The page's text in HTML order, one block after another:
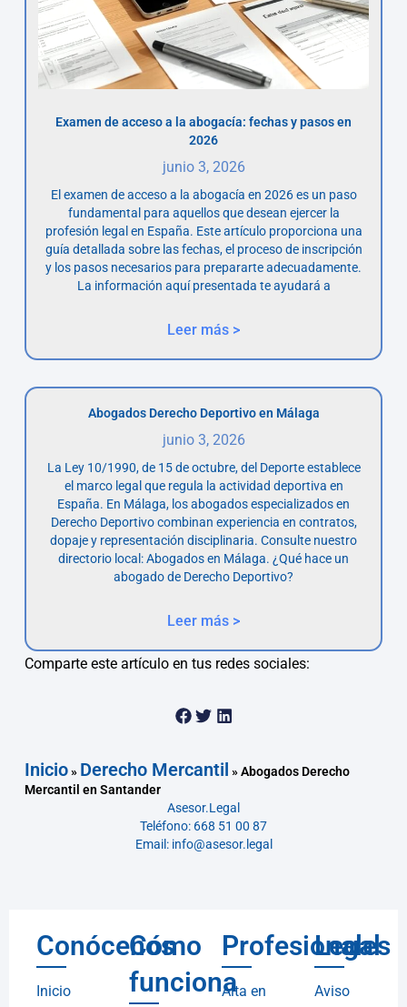
Examen de acceso a la abogacía: fechas y pasos en
2026
junio 3, 2026
El examen de acceso a la abogacía en 2026 es un paso
fundamental para aquellos que desean ejercer la
profesión legal en España. Este artículo proporciona una
guía detallada sobre las fechas, el proceso de inscripción
y los pasos necesarios para prepararte adecuadamente.
La información aquí presentada te ayudará a
Leer más >
Abogados Derecho Deportivo en Málaga
junio 3, 2026
La Ley 10/1990, de 15 de octubre, del Deporte establece
el marco legal que regula la actividad deportiva en
España. En Málaga, los abogados especializados en
Derecho Deportivo combinan experiencia en contratos,
dopaje y representación disciplinaria. Consulte nuestro
directorio local: Abogados en Málaga. ¿Qué hace un
abogado de Derecho Deportivo?
Leer más >
Comparte este artículo en tus redes sociales:
Inicio» Derecho Mercantil »Abogados Derecho
Mercantil en Santander
Asesor.Legal
Teléfono: 668 51 00 87
Email: info@asesor.legal
Conócenos
Inicio
Cómo
funciona
Profesionales
Alta en
Legal
Aviso